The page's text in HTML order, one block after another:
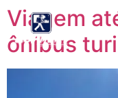
Viagem
ônibus